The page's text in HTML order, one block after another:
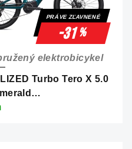
PRÁVE ZĽAVNENÉ
-31%
Turbo Tero X 5.0
Metallic
elektrobicykel